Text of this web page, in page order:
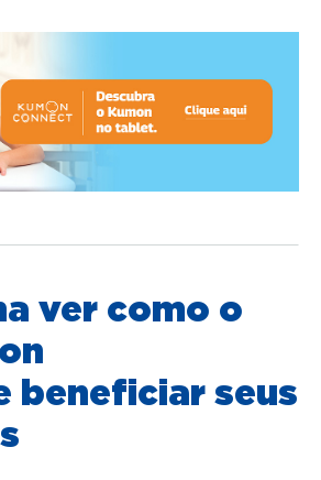
ver como o
beneficiar seus